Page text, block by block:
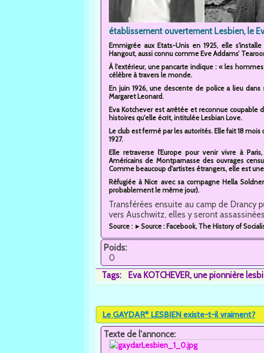
établissement ouvertement Lesbien, le
Emmigrée aux Etats-Unis en 1925, elle
Hangout, aussi connu comme Eve Addams’
À l'extérieur, une pancarte indique : « les
célèbre à travers le monde.
En juin 1926, une descente de police a lieu
Margaret Leonard.
Eva Kotchever est arrêtée et reconnue
histoires qu'elle écrit, intitulée Lesbian Love.
Le club est fermé par les autorités. Elle fait 18
1927.
Elle retraverse l'Europe pour venir vivre à
Américains de Montparnasse des ouvrages
Comme beaucoup d'artistes étrangers, elle est
Réfugiée à Nice avec sa compagne Hella
probablement le même jour).
Transférées ensuite au camp de Drancy
vers Auschwitz, elles y seront
Source : ►Source : Facebook, The History of
Poids:
0
Tags:
Eva KOTCHEVER une pionnière
Le GAYDAR* LESBIEN existe-t-il vraiment?
Texte de l'annonce: